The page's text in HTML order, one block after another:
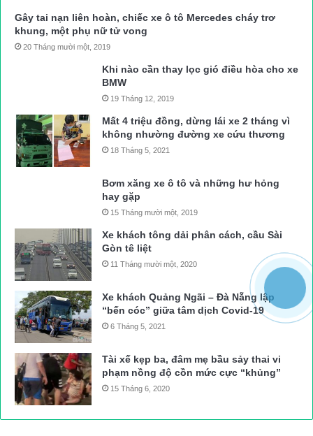
Gây tai nạn liên hoàn, chiếc xe ô tô Mercedes cháy trơ
khung, một phụ nữ tử vong
20 Tháng mười một, 2019
Khi nào cần thay lọc gió điều hòa cho xe
BMW
19 Tháng 12, 2019
Mất 4 triệu đồng, dừng lái xe 2 tháng vì
không nhường đường xe cứu thương
18 Tháng 5, 2021
Bơm xăng xe ô tô và những hư hỏng
hay gặp
15 Tháng mười một, 2019
Xe khách tông dải phân cách, cầu Sài
Gòn tê liệt
11 Tháng mười một, 2020
Xe khách Quảng Ngãi – Đà Nẵng lập
“bến cóc” giữa tâm dịch Covid-19
6 Tháng 5, 2021
Tài xế kẹp ba, đâm mẹ bầu sảy thai vi
phạm nồng độ cồn mức cực “khủng”
15 Tháng 6, 2020